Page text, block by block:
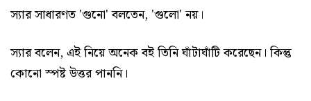
স্যার সাধারণত 'গুনো' বলতেন, 'গুলো' নয়।
স্যার বলেন, এই নিয়ে অনেক বই তিনি ঘাঁটাঘাঁটি করেছেন। কিন্তু
কোনো স্পষ্ট উত্তর পাননি।